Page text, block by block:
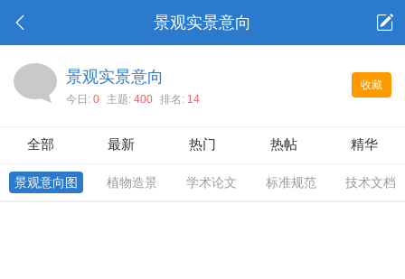
景观实景意向
收藏
景观实景意向
今日: 0 主题: 400 排名: 14
全部 最新 热门 热帖 精华
景观意向图 植物造景 学术论文 标准规范 技术文档